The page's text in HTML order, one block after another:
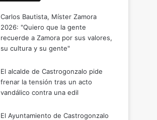
Carlos Bautista, Míster Zamora
2026: "Quiero que la gente
recuerde a Zamora por sus valores,
su cultura y su gente"
El alcalde de Castrogonzalo pide
frenar la tensión tras un acto
vandálico contra una edil
El Ayuntamiento de Castrogonzalo